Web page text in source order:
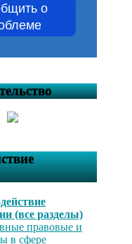
о
(все разделы)
правовые и
в сфере